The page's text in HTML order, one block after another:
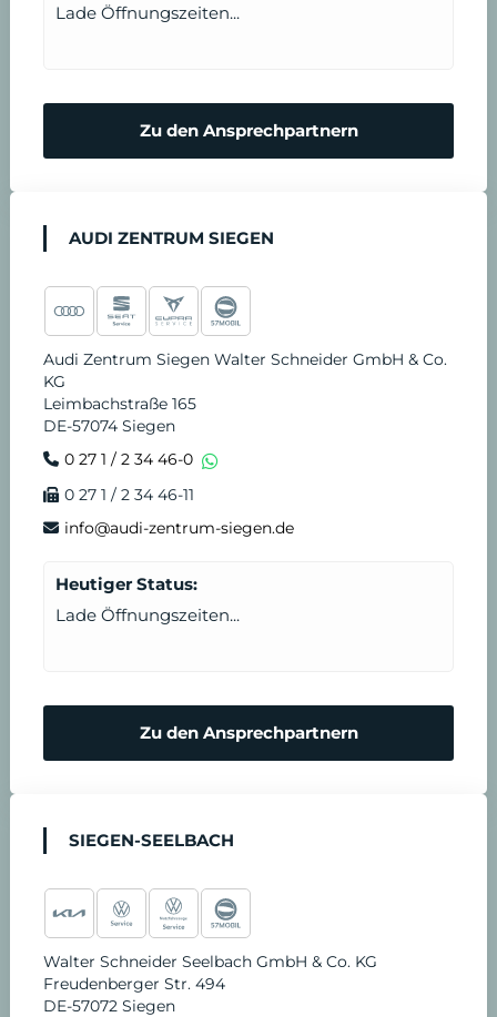
r
Lade Öffnungszeiten...
Zu den Ansprechpartnern
AUDI ZENTRUM SIEGEN
Audi Zentrum Siegen Walter Schneider GmbH & Co.
KG
Leimbachstraße 165
DE-57074 Siegen
0 27 1 / 2 34 46-0
0 27 1 / 2 34 46-11
info@audi-zentrum-siegen.de
Heutiger Status:
Lade Öffnungszeiten...
Zu den Ansprechpartnern
SIEGEN-SEELBACH
Walter Schneider Seelbach GmbH & Co. KG
Freudenberger Str. 494
DE-57072 Siegen